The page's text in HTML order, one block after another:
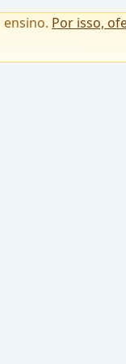
Por isso,